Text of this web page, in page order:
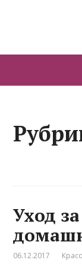
Уход
06.12.2017